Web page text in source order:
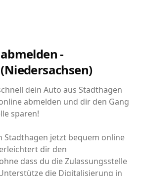
-
dein Auto aus Stadthagen
abmelden und dir den Gang
sparen!
Stadthagen jetzt bequem online
dir den
dass du die Zulassungsstelle
die Digitalisierung in